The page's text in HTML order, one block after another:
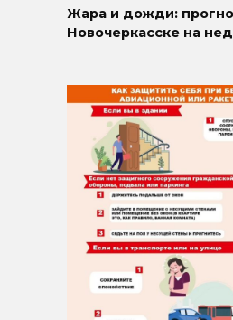
Жара и дожди:
Новочеркасске на